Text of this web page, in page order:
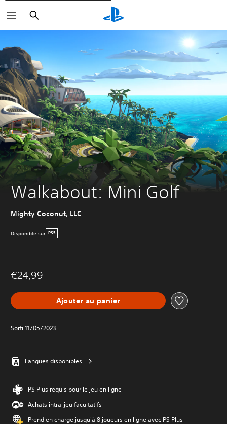
Rechercher
Walkabout: Mini Golf
Mighty Coconut, LLC
Disponible sur PS5
€24,99
Ajouter au panier
Sorti 11/05/2023
Langues disponibles
PS Plus requis pour le jeu en ligne
Achats intra-jeu facultatifs
Prend en charge jusqu'à 8 joueurs en ligne avec PS Plus